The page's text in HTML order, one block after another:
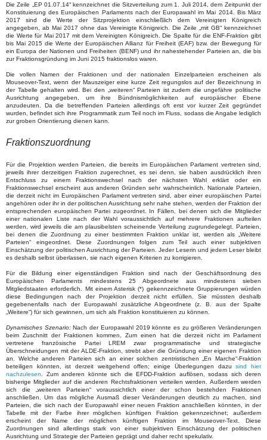
Die Zeile „EP 01.07.14“ kennzeichnet die Sitzverteilung zum 1. Juli 2014, dem Zeitpunkt der
Konstituierung des Europäischen Parlaments nach der Europawahl im Mai 2014. Bis März
2017 sind die Werte der Sitzprojektion einschließlich dem Vereinigten Königreich
angegeben, ab Mai 2017 ohne das Vereinigte Königreich. Die Zeile „mit GB“ kennzeichnet
die Werte für Mai 2017 mit dem Vereinigten Königreich. Die Spalte für die ENF-Fraktion gibt
bis Mai 2015 die Werte der Europäischen Allianz für Freiheit (EAF) bzw. der Bewegung für
ein Europa der Nationen und Freiheiten (BENF) und ihr nahestehender Parteien an, die bis
zur Fraktionsgründung im Juni 2015 fraktionslos waren.
Die vollen Namen der Fraktionen und der nationalen Einzelparteien erscheinen als
Mouseover-Text, wenn der Mauszeiger eine kurze Zeit regungslos auf der Bezeichnung in
der Tabelle gehalten wird. Bei den „weiteren“ Parteien ist zudem die ungefähre politische
Ausrichtung angegeben, um ihre Bündnismöglichkeiten auf europäischer Ebene
anzudeuten. Da die betreffenden Parteien allerdings oft erst vor kurzer Zeit gegründet
wurden, befindet sich ihre Programmatik zum Teil noch im Fluss, sodass die Angabe lediglich
zur groben Orientierung dienen kann.
Fraktionszuordnung
Für die Projektion werden Parteien, die bereits im Europäischen Parlament vertreten sind,
jeweils ihrer derzeitigen Fraktion zugerechnet, es sei denn, sie haben ausdrücklich ihren
Entschluss zu einem Fraktionswechsel nach der nächsten Wahl erklärt oder ein
Fraktionswechsel erscheint aus anderen Gründen sehr wahrscheinlich. Nationale Parteien,
die derzeit nicht im Europäischen Parlament vertreten sind, aber einer europäischen Partei
angehören oder ihr in der politischen Ausrichtung sehr nahe stehen, werden der Fraktion der
entsprechenden europäischen Partei zugeordnet. In Fällen, bei denen sich die Mitglieder
einer nationalen Liste nach der Wahl voraussichtlich auf mehrere Fraktionen aufteilen
werden, wird jeweils die am plausibelsten scheinende Verteilung zugrundegelegt. Parteien,
bei denen die Zuordnung zu einer bestimmten Fraktion unklar ist, werden als „Weitere
Parteien“ eingeordnet. Diese Zuordnungen folgen zum Teil auch einer subjektiven
Einschätzung der politischen Ausrichtung der Parteien. Jeder Leserin und jedem Leser bleibt
es deshalb selbst überlassen, sie nach eigenen Kriterien zu korrigieren.
Für die Bildung einer eigenständigen Fraktion sind nach der Geschäftsordnung des
Europäischen Parlaments mindestens 25 Abgeordnete aus mindestens sieben
Mitgliedstaaten erforderlich. Mit einem Asterisk (*) gekennzeichnete Gruppierungen würden
diese Bedingungen nach der Projektion derzeit nicht erfüllen. Sie müssten deshalb
gegebenenfalls nach der Europawahl zusätzliche Abgeordnete (z. B. aus der Spalte
„Weitere“) für sich gewinnen, um sich als Fraktion konstituieren zu können.
Dynamisches Szenario:Nach der Europawahl 2019 könnte es zu größeren Veränderungen
beim Zuschnitt der Fraktionen kommen. Zum einen hat die derzeit nicht im Parlament
vertretene französische Partei LREM zwar programmatische und strategische
Überschneidungen mit der ALDE-Fraktion, strebt aber die Gründung einer eigenen Fraktion
an. Welche anderen Parteien sich an einer solchen zentristischen „En Marche“-Fraktion
beteiligen könnten, ist derzeit weitgehend offen; einige Überlegungen dazusind hier
nachzulesen . Zum anderen könnte sich die EFDD-Fraktion auflösen, sodass sich deren
bisherige Mitglieder auf die anderen Rechtsfraktionen verteilen werden. Außerdem werden
sich die „weiteren Parteien“ voraussichtlich einer der schon bestehden Fraktionen
anschließen. Um das mögliche Ausmaß dieser Veränderungen deutlich zu machen, sind
Parteien, die sich nach der Europawahl einer neuen Fraktion anschließen könnten, in der
Tabelle mit der Farbe ihrer möglichen künftigen Fraktion gekennzeichnet; außerdem
erscheint der Name der möglichen künftigen Fraktion im Mouseover-Text. Diese
Zuordnungen sind allerdings stark von einer subjektiven Einschätzung der politischen
Ausrichtung und Strategie der Parteien geprägt und daher recht spekulativ.